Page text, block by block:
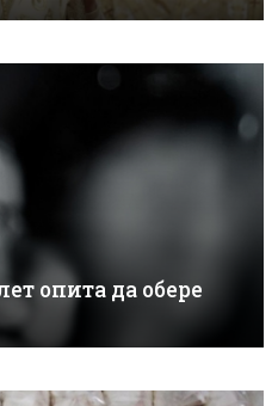
опита да обере